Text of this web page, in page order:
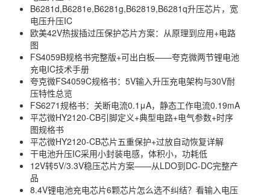
B6281d,B6281e,B6281g,B62819,B6281q升压芯片，宽
电压升压IC
欧美42V热拔插过压保护芯片方案：从原理到应用+电路
图
FS4059B规格书完整版+可出白板——夸克微两节锂电池
充电IC技术手册
夸克微FS4059C规格书：5V输入升压充电架构与30V耐
压特性总览
FS6271规格书：关断电流0.1μA，静态工作电流0.19mA
平芯微HY2120-CB引脚定义+典型电路+电气参数+时序
图规格书
平芯微HY2120-CB芯片五重保护+过放自动恢复详解
干电池升压IC采用小封装电感，体积小，功耗低
12V转5V/3.3V稳压芯片方案——从LDO到DC-DC完整产
品
8.4V锂电池充电芯片6颗芯片怎么选不纠结？看输入电压